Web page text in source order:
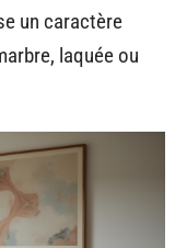
un caractère
laquée ou